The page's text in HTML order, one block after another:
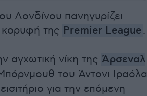
Λονδίνου πανηγυρίζει
της Premier League.
αγχωτική νίκη της Άρσεναλ
του Άντονι Ιραόλα
για την επόμενη